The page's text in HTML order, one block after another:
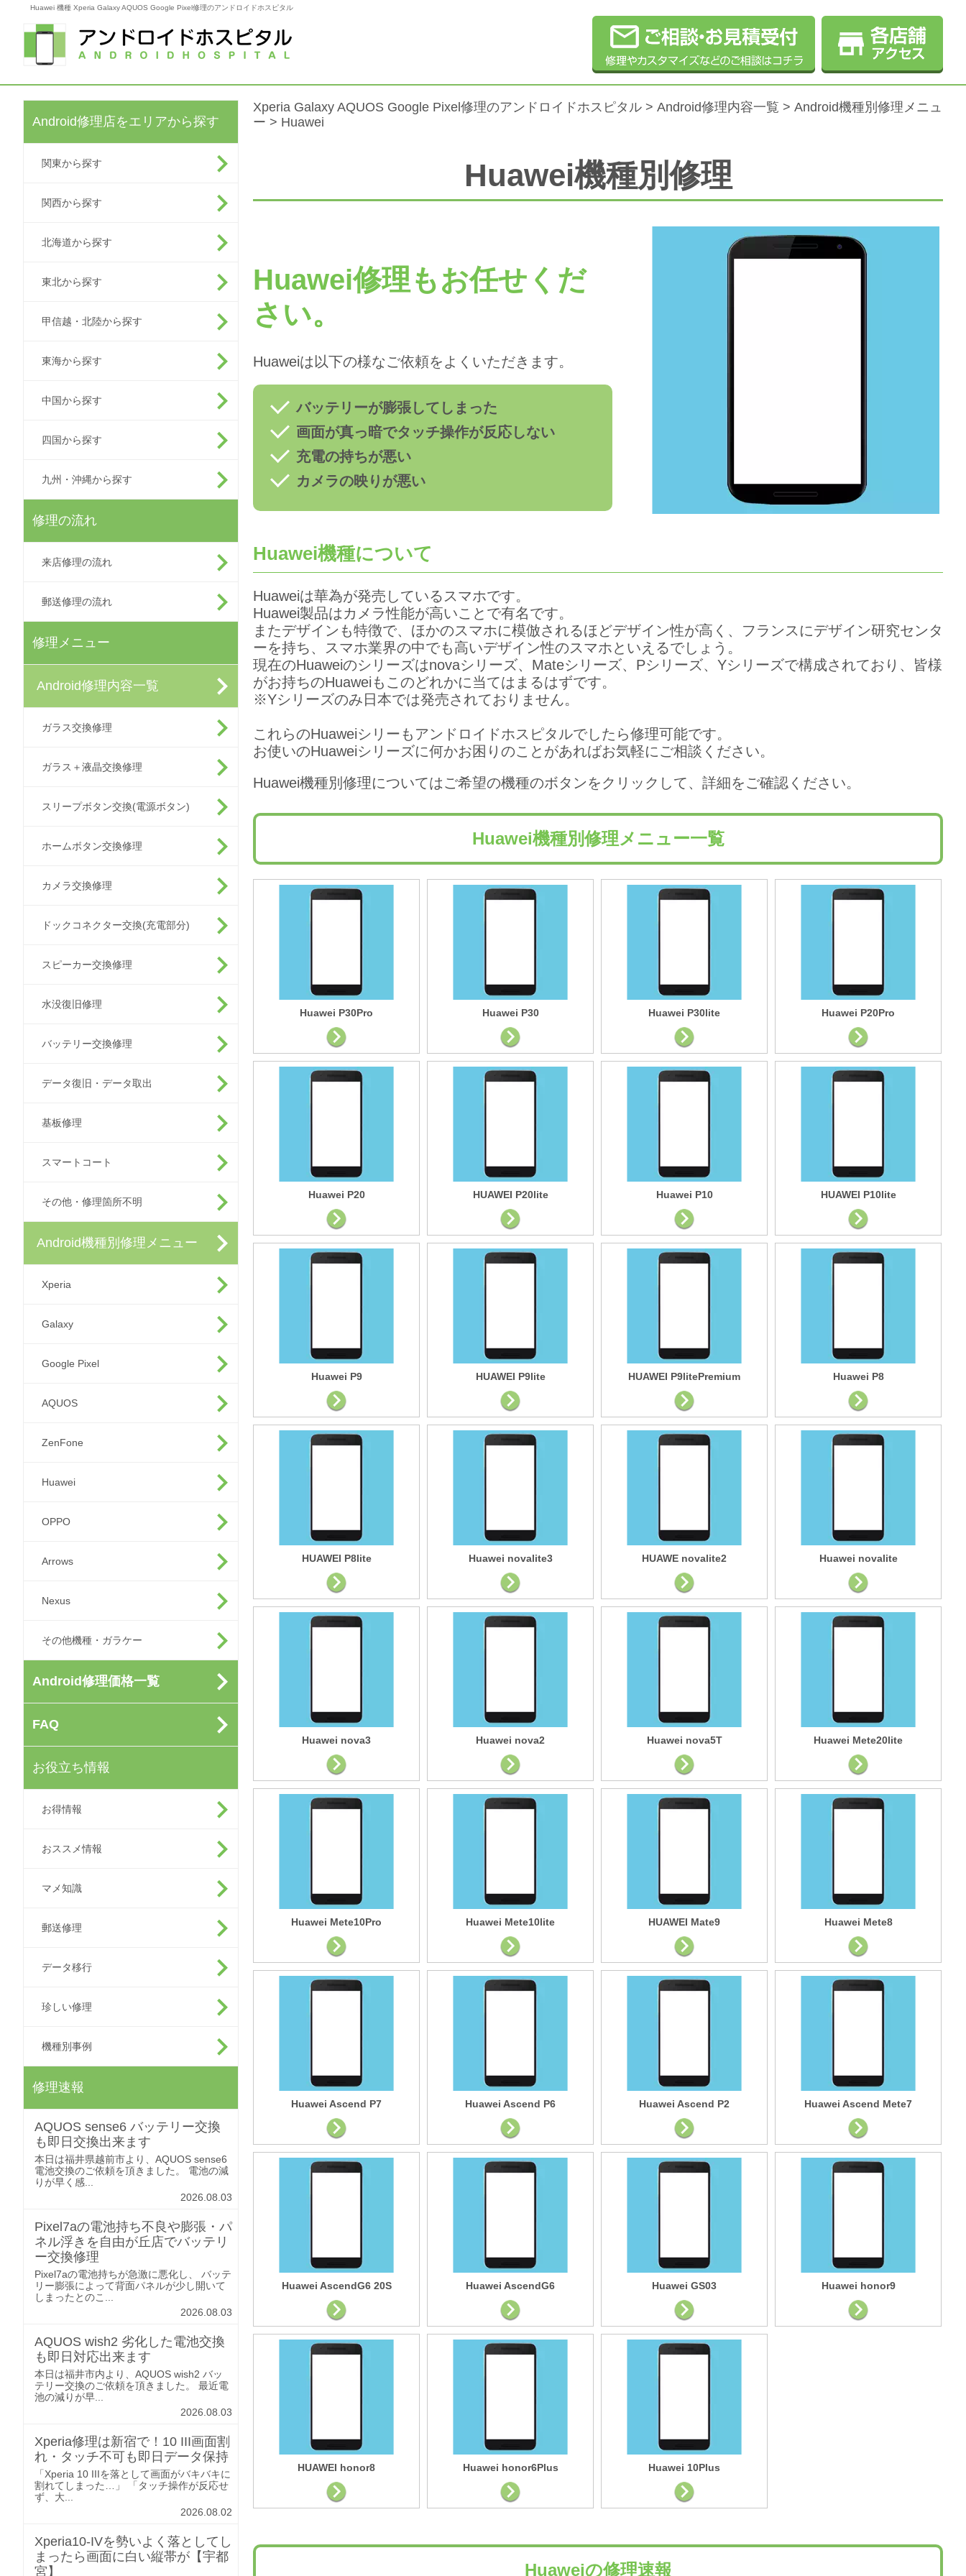
Huawei 機種 Xperia Galaxy AQUOS Google Pixel修理のアンドロイドホスピタル
Android修理店をエリアから探す
関東から探す
関西から探す
北海道から探す
東北から探す
甲信越・北陸から探す
東海から探す
中国から探す
四国から探す
九州・沖縄から探す
修理の流れ
来店修理の流れ
郵送修理の流れ
修理メニュー
Android修理内容一覧
ガラス交換修理
ガラス＋液晶交換修理
スリープボタン交換(電源ボタン)
ホームボタン交換修理
カメラ交換修理
ドックコネクター交換(充電部分)
スピーカー交換修理
水没復旧修理
バッテリー交換修理
データ復旧・データ取出
基板修理
スマートコート
その他・修理箇所不明
Android機種別修理メニュー
Xperia
Galaxy
Google Pixel
AQUOS
ZenFone
Huawei
OPPO
Arrows
Nexus
その他機種・ガラケー
Android修理価格一覧
FAQ
お役立ち情報
お得情報
おススメ情報
マメ知識
郵送修理
データ移行
珍しい修理
機種別事例
修理速報
AQUOS sense6 バッテリー交換
も即日交換出来ます
本日は福井県越前市より、AQUOS sense6
電池交換のご依頼を頂きました。 電池の減
りが早く感...
2026.08.03
Pixel7aの電池持ち不良や膨張・パ
ネル浮きを自由が丘店でバッテリ
ー交換修理
Pixel7aの電池持ちが急激に悪化し、 バッテ
リー膨張によって背面パネルが少し開いて
しまったとのこ...
2026.08.03
AQUOS wish2 劣化した電池交換
も即日対応出来ます
本日は福井市内より、AQUOS wish2 バッ
テリー交換のご依頼を頂きました。 最近電
池の減りが早...
2026.08.03
Xperia修理は新宿で！10 III画面割
れ・タッチ不可も即日データ保持
「Xperia 10 IIIを落として画面がバキバキに
割れてしまった…」 「タッチ操作が反応せ
ず、大...
2026.08.02
Xperia10-IVを勢いよく落としてし
まったら画面に白い縦帯が【宇都
宮】
Xperia Galaxy AQUOS Google Pixel修理のアンドロイドホスピタル > Android修理内容一覧 > Android機種別修理メニュ
ー > Huawei
Huawei機種別修理
Huawei修理もお任せくだ
さい。
Huaweiは以下の様なご依頼をよくいただきます。
バッテリーが膨張してしまった
画面が真っ暗でタッチ操作が反応しない
充電の持ちが悪い
カメラの映りが悪い
Huawei機種について
Huaweiは華為が発売しているスマホです。
Huawei製品はカメラ性能が高いことで有名です。
またデザインも特徴で、ほかのスマホに模倣されるほどデザイン性が高く、フランスにデザイン研究センタ
ーを持ち、スマホ業界の中でも高いデザイン性のスマホといえるでしょう。
現在のHuaweiのシリーズはnovaシリーズ、Mateシリーズ、Pシリーズ、Yシリーズで構成されており、皆様
がお持ちのHuaweiもこのどれかに当てはまるはずです。
※Yシリーズのみ日本では発売されておりません。
これらのHuaweiシリーもアンドロイドホスピタルでしたら修理可能です。
お使いのHuaweiシリーズに何かお困りのことがあればお気軽にご相談ください。
Huawei機種別修理についてはご希望の機種のボタンをクリックして、詳細をご確認ください。
Huawei機種別修理メニュー一覧
Huawei P30Pro Huawei P30 Huawei P30lite Huawei P20Pro
Huawei P20 HUAWEI P20lite Huawei P10 HUAWEI P10lite
Huawei P9 HUAWEI P9lite HUAWEI P9litePremium Huawei P8
HUAWEI P8lite Huawei novalite3 HUAWE novalite2 Huawei novalite
Huawei nova3 Huawei nova2 Huawei nova5T Huawei Mete20lite
Huawei Mete10Pro Huawei Mete10lite HUAWEI Mate9 Huawei Mete8
Huawei Ascend P7 Huawei Ascend P6 Huawei Ascend P2 Huawei Ascend Mete7
Huawei AscendG6 20S Huawei AscendG6 Huawei GS03 Huawei honor9
HUAWEI honor8 Huawei honor6Plus Huawei 10Plus
Huaweiの修理速報